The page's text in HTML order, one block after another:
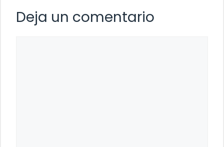
Deja un comentario